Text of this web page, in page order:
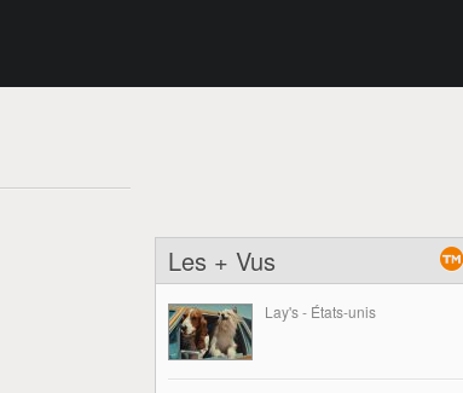
Les + Vus
Lay's - États-unis